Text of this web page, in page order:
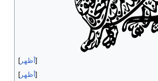
أظهر
أظهر